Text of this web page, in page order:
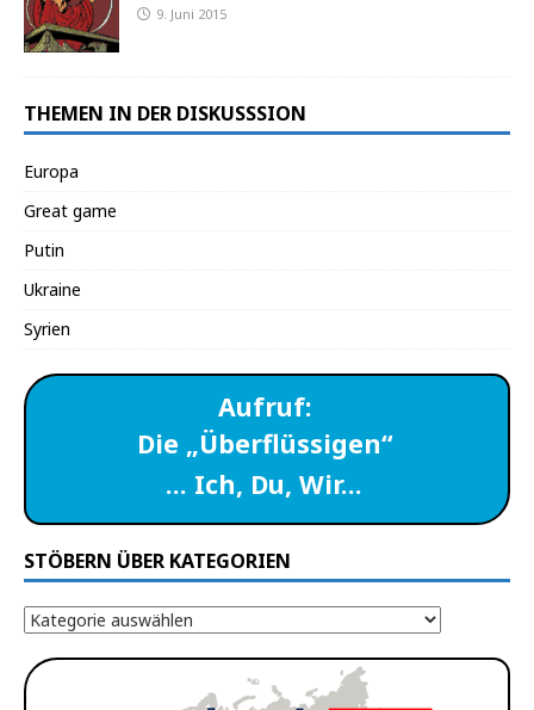
9. Juni 2015
THEMEN IN DER DISKUSSSION
Europa
Great game
Putin
Ukraine
Syrien
Aufruf:
Die „Überflüssigen“
… Ich, Du, Wir…
STÖBERN ÜBER KATEGORIEN